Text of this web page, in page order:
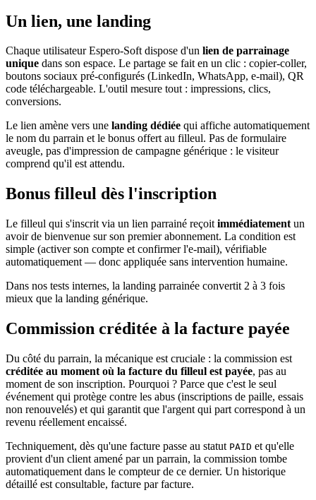
Un lien, une landing
Chaque utilisateur Espero-Soft dispose d'un lien de parrainage
unique dans son espace. Le partage se fait en un clic : copier-coller,
boutons sociaux pré-configurés (LinkedIn, WhatsApp, e-mail), QR
code téléchargeable. L'outil mesure tout : impressions, clics,
conversions.
Le lien amène vers une landing dédiée qui affiche automatiquement
le nom du parrain et le bonus offert au filleul. Pas de formulaire
aveugle, pas d'impression de campagne générique : le visiteur
comprend qu'il est attendu.
Bonus filleul dès l'inscription
Le filleul qui s'inscrit via un lien parrainé reçoit immédiatement un
avoir de bienvenue sur son premier abonnement. La condition est
simple (activer son compte et confirmer l'e-mail), vérifiable
automatiquement — donc appliquée sans intervention humaine.
Dans nos tests internes, la landing parrainée convertit 2 à 3 fois
mieux que la landing générique.
Commission créditée à la facture payée
Du côté du parrain, la mécanique est cruciale : la commission est
créditée au moment où la facture du filleul est payée, pas au
moment de son inscription. Pourquoi ? Parce que c'est le seul
événement qui protège contre les abus (inscriptions de paille, essais
non renouvelés) et qui garantit que l'argent qui part correspond à un
revenu réellement encaissé.
Techniquement, dès qu'une facture passe au statut PAID et qu'elle
provient d'un client amené par un parrain, la commission tombe
automatiquement dans le compteur de ce dernier. Un historique
détaillé est consultable, facture par facture.